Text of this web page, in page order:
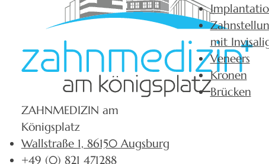
ZAHNMEDIZIN am
Königsplatz
Wallstraße 1, 86150 Augsburg
+49 (0) 821 471288
mit
Veneers
Kronen
Brücken